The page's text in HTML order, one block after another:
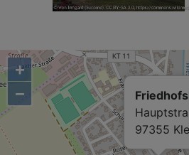
97355
+
−